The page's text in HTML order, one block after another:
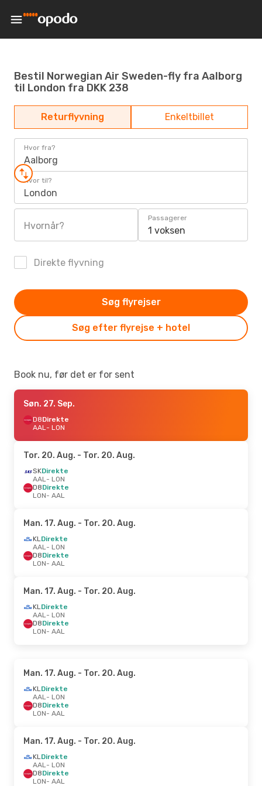
Bestil Norwegian Air Sweden-fly fra Aalborg
til London fra DKK 238
Returflyvning Enkeltbillet
Hvor fra?
Aalborg
Hvor til?
London
Hvornår?
Passagerer
1 voksen
Direkte flyvning
Søg efter flyrejse + hotel
Søg flyrejser
Book nu, før det er for sent
Søn. 27. Sep.
D8Direkte
AAL- LON
Tor. 20. Aug. - Tor. 20. Aug.
SKDirekte
AAL- LON
D8Direkte
LON- AAL
Man. 17. Aug. - Tor. 20. Aug.
KLDirekte
AAL- LON
D8Direkte
LON- AAL
Man. 17. Aug. - Tor. 20. Aug.
KLDirekte
AAL- LON
D8Direkte
LON- AAL
Man. 17. Aug. - Tor. 20. Aug.
KLDirekte
AAL- LON
D8Direkte
LON- AAL
Man. 17. Aug. - Tor. 20. Aug.
KLDirekte
AAL- LON
D8Direkte
LON- AAL